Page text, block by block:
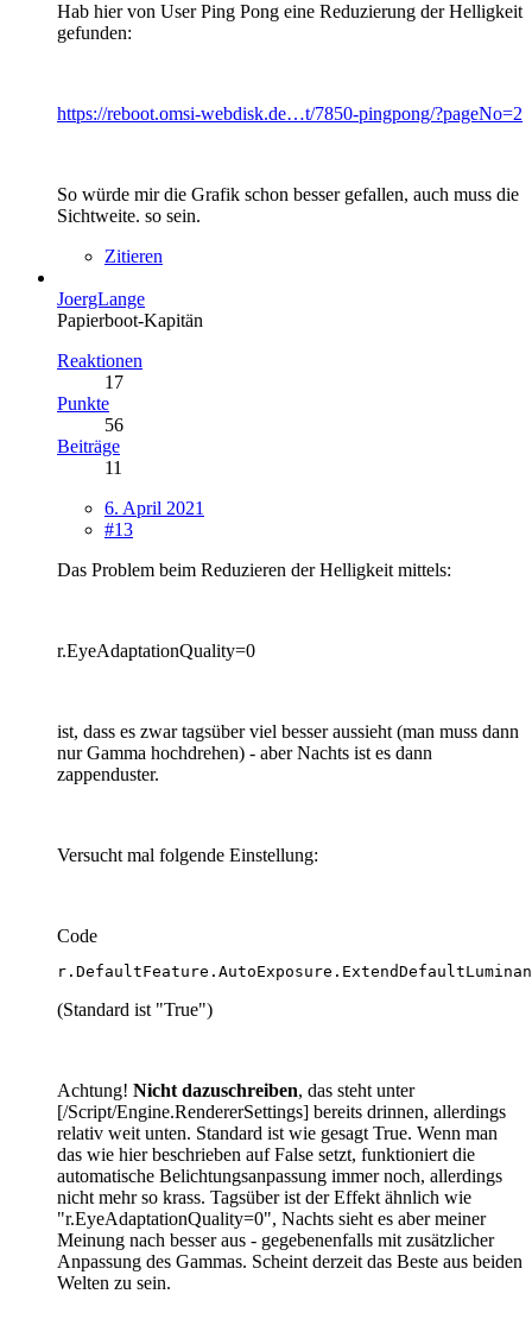
Hab hier von User Ping Pong eine Reduzierung der Helligkeit
gefunden:
https://reboot.omsi-webdisk.de…t/7850-pingpong/?pageNo=2
So würde mir die Grafik schon besser gefallen, auch muss die
Sichtweite. so sein.
Zitieren
JoergLange
Papierboot-Kapitän
Reaktionen
17
Punkte
56
Beiträge
11
6. April 2021
#13
Das Problem beim Reduzieren der Helligkeit mittels:
r.EyeAdaptationQuality=0
ist, dass es zwar tagsüber viel besser aussieht (man muss dann
nur Gamma hochdrehen) - aber Nachts ist es dann
zappenduster.
Versucht mal folgende Einstellung:
Code
(Standard ist "True")
Achtung! Nicht dazuschreiben, das steht unter
[/Script/Engine.RendererSettings] bereits drinnen, allerdings
relativ weit unten. Standard ist wie gesagt True. Wenn man
das wie hier beschrieben auf False setzt, funktioniert die
automatische Belichtungsanpassung immer noch, allerdings
nicht mehr so krass. Tagsüber ist der Effekt ähnlich wie
"r.EyeAdaptationQuality=0", Nachts sieht es aber meiner
Meinung nach besser aus - gegebenenfalls mit zusätzlicher
Anpassung des Gammas. Scheint derzeit das Beste aus beiden
Welten zu sein.